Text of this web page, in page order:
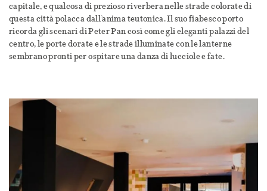
capitale, e qualcosa di prezioso riverbera nelle strade colorate di
questa città polacca dall’anima teutonica. Il suo fiabesco porto
ricorda gli scenari di Peter Pan così come gli eleganti palazzi del
centro, le porte dorate e le strade illuminate con le lanterne
sembrano pronti per ospitare una danza di lucciole e fate.